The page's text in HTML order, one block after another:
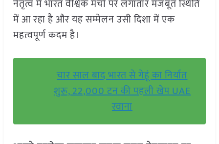
नेतृत्व में भारत वैश्विक मंचों पर लगातार मजबूत स्थिति
में आ रहा है और यह सम्मेलन उसी दिशा में एक
महत्वपूर्ण कदम है।
चार साल बाद भारत से गेहूं का निर्यात
शुरू, 22,000 टन की पहली खेप UAE
रवाना